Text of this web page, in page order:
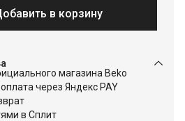
в корзину
магазина Beko
через Яндекс PAY
в Сплит